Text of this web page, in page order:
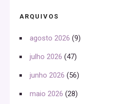
ARQUIVOS
agosto 2026 (9)
julho 2026 (47)
junho 2026 (56)
maio 2026 (28)